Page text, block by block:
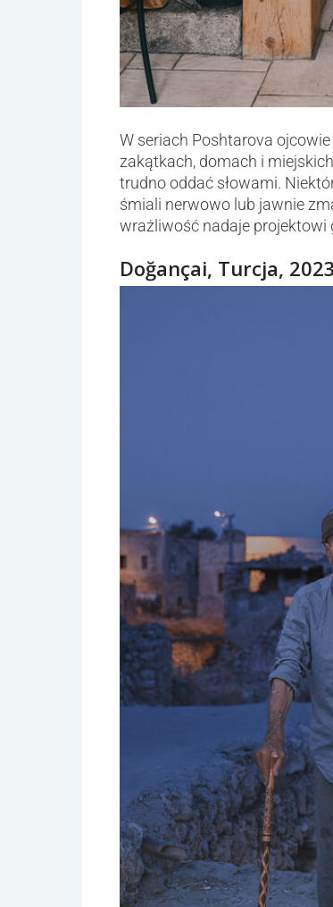
W seriach Poshtarova
zakątkach, domach i
trudno oddać słowami.
śmiali nerwowo lub jawnie
wrażliwość nadaje projektowi
Doğançai, Turcja, 2023